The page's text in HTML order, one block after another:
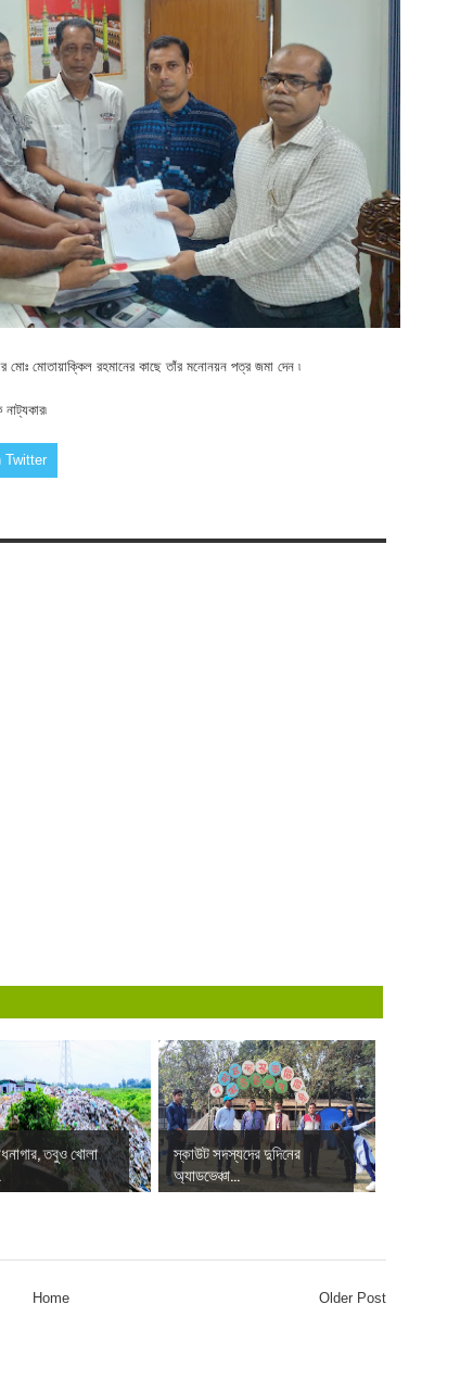
মোঃ মোতায়াক্কিল রহমানের কাছে তাঁর মনোনয়ন পত্র জমা দেন ৷
Twitter
তবুও খোলা
স্কাউট সদস্যদের দুদিনের
অ্যাডভেঞ্চা...
Older Post
Home